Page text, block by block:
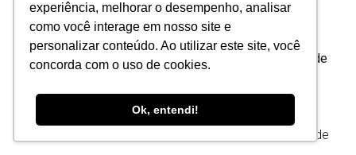
experiência, melhorar o desempenho, analisar
como você interage em nosso site e
personalizar conteúdo. Ao utilizar este site, você
concorda com o uso de cookies.
Ok, entendi!
282 do CP.
No internato, portanto,deve haver supervisão direta de
nenhum tipo de responsabilização legal do estudante
que realiza o atendimento, recaindo a responsabilidade